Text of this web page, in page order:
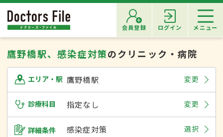
会員登録 ログイン メニュー
鷹野橋駅、感染症対策のクリニック・病院
エリア・駅 鷹野橋駅 変更
診療科目 指定なし 変更
詳細条件 感染症対策 選択